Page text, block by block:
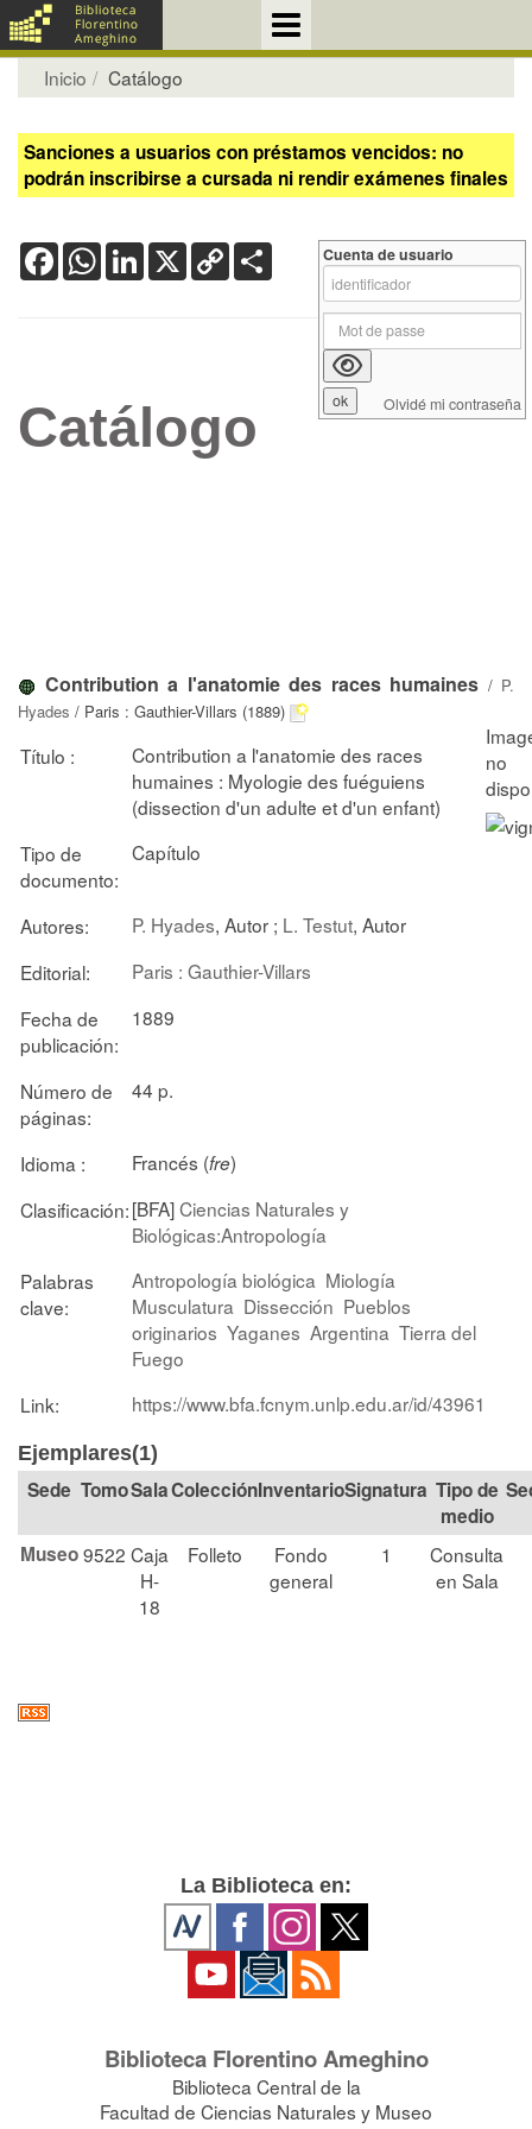
Inicio Catálogo
Sanciones a usuarios con préstamos vencidos: no
podrán inscribirse a cursada ni rendir exámenes finales
FacebookWhatsApp
LinkedIn
X Copy
Link
Catálogo
Contribution a l'anatomie des races humaines / P.
Hyades / Paris : Gauthier-Villars (1889)
Título :
Contribution a l'anatomie des races
humaines : Myologie des fuéguiens
(dissection d'un adulte et d'un enfant)
Tipo de
documento:
Capítulo
Autores: P. Hyades, Autor ; L. Testut, Autor
Editorial:
Paris : Gauthier-Villars
Fecha de
publicación:
1889
Número de
páginas:
44 p.
Idioma : Francés (fre)
Clasificación:[BFA]Ciencias Naturales y
Biológicas:Antropología
Palabras
clave:
Antropología biológica Miología
Musculatura Dissección Pueblos
originarios Yaganes Argentina Tierra del
Fuego
Link:
https://www.bfa.fcnym.unlp.edu.ar/id/43961
Ejemplares(1)
TomoSalaColección Signatura Tipo de
medio
Museo9522 Caja
H-
18
Folleto
Fondo
general
1
Consulta
en Sala
Cuenta de usuario
Olvidé mi contraseña
La Biblioteca en:
Biblioteca Florentino Ameghino
Biblioteca Central de la
Facultad de Ciencias Naturales y Museo